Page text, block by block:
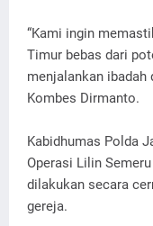
“Kami ingin
Timur bebas dari
menjalankan ibadah
Kombes Dirmanto.
Kabidhumas Polda
Operasi Lilin
dilakukan secara
gereja.